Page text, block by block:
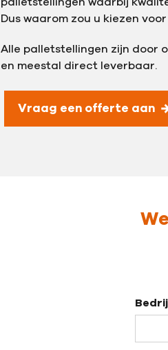
Dus waarom zou u kiezen
Alle palletstellingen zijn door
en meestal direct leverbaar.
Vraag een offerte aan